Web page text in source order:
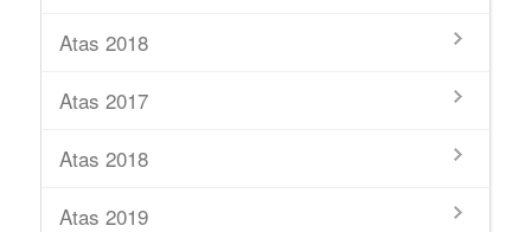
Atas 2018
Atas 2017
Atas 2018
Atas 2019